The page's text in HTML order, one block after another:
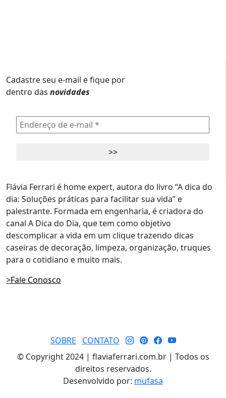
Cadastre seu e-mail e fique por
dentro das novidades
Flávia Ferrari é home expert, autora do livro “A dica do
dia: Soluções práticas para facilitar sua vida” e
palestrante. Formada em engenharia, é criadora do
canal A Dica do Dia, que tem como objetivo
descomplicar a vida em um clique trazendo dicas
caseiras de decoração, limpeza, organização, truques
para o cotidiano e muito mais.
>Fale Conosco
SOBRE
CONTATO
© Copyright 2024 | flaviaferrari.com.br | Todos os
direitos reservados.
Desenvolvido por: mufasa